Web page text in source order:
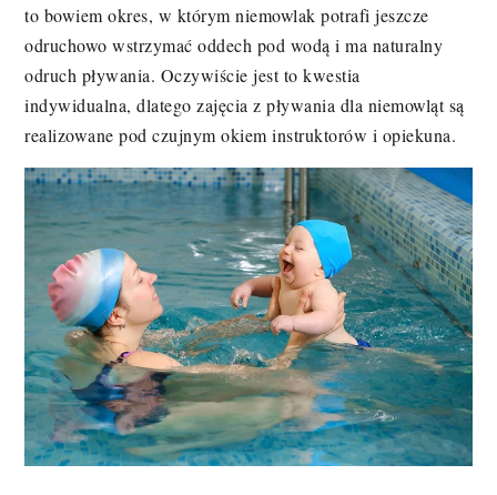
to bowiem okres, w którym niemowlak potrafi jeszcze
odruchowo wstrzymać oddech pod wodą i ma naturalny
odruch pływania. Oczywiście jest to kwestia
indywidualna, dlatego zajęcia z pływania dla niemowląt są
realizowane pod czujnym okiem instruktorów i opiekuna.